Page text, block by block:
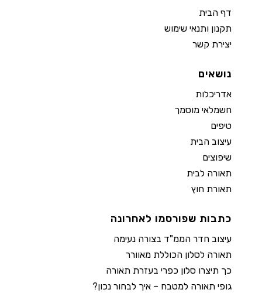
דף הבית
תקנון ותנאי שימוש
יצירת קשר
נושאים
אדריכלות
חשמלאי מוסמך
טיפים
עיצוב הבית
שיפוצים
תאורה לבית
תאורת חוץ
כתבות שפורסמו לאחרונה
עיצוב חדר הממ"ד בצורה נעימה
תאורה לסלון הכוללת מאוורר
כך תיצרו סלון כפרי בעזרת תאורה
גופי תאורה למטבח – איך לבחור נכון?